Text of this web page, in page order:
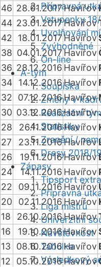
Přípravná
Vstupenky
Uvolňování
Zvýhodněné
On-line
A-tým
Soupiska
Změny v
Realizační tým
Statistiky
Zranění /
Dresy 2018/
Zápasy
Tipsport
Přípravná
Liga mistrů
Univerzitní
Návštěvnost
Tabulka
Výsledkový
46 28.01.2017Havířov
44 23.01.2017Havířov
42
18.01.2017Havířov
38 04.01.2017Havířov
36 28.12.2016 Havířov
34
14.12.2016Havířov
32
07.12.2016Havířov
30 03.12.2016Havířov
28
26.11.2016Havířov
27
23.11.2016Havířov
26
19.11.2016Havířov
24
14.11.2016 Havířov
22
09.11.2016 Havířov
20
02.11.2016 Havířov
18
26.10.2016Havířov
16
19.10.2016Havířov
13
08.10.2016 Havířov
12
05.10.2016Havířov